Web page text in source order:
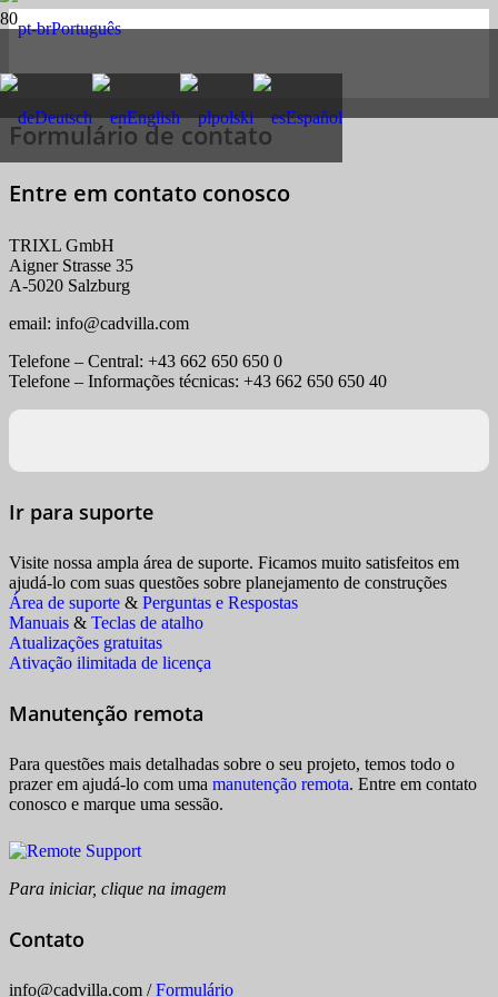
Português
Deutsch English polski Español
Formulário de contato
Entre em contato conosco
TRIXL GmbH
Aigner Strasse 35
A-5020 Salzburg
email: info@cadvilla.com
Telefone – Central: +43 662 650 650 0
Telefone – Informações técnicas: +43 662 650 650 40
Ir para suporte
Visite nossa ampla área de suporte. Ficamos muito satisfeitos em
ajudá-lo com suas questões sobre planejamento de construções
Área de suporte & Perguntas e Respostas
Manuais & Teclas de atalho
Atualizações gratuitas
Ativação ilimitada de licença
Manutenção remota
Para questões mais detalhadas sobre o seu projeto, temos todo o
prazer em ajudá-lo com uma manutenção remota. Entre em contato
conosco e marque uma sessão.
Para iniciar, clique na imagem
Contato
info@cadvilla.com /Formulário